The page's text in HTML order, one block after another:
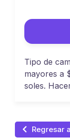
Tipo de
mayores a
soles.
Regresar